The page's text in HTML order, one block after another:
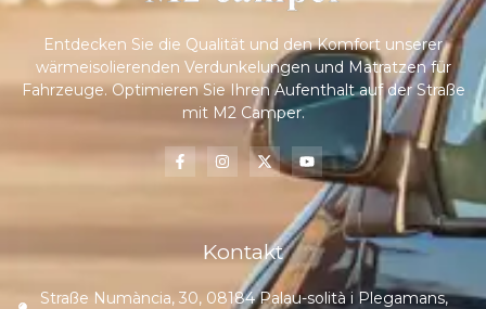
Entdecken Sie die Qualität und den Komfort unserer
wärmeisolierenden Verdunkelungen und Matratzen für
Fahrzeuge. Optimieren Sie Ihren Aufenthalt auf der Straße
mit M2 Camper.
Kontakt
Straße Numància, 30, 08184 Palau-solità i Plegamans,